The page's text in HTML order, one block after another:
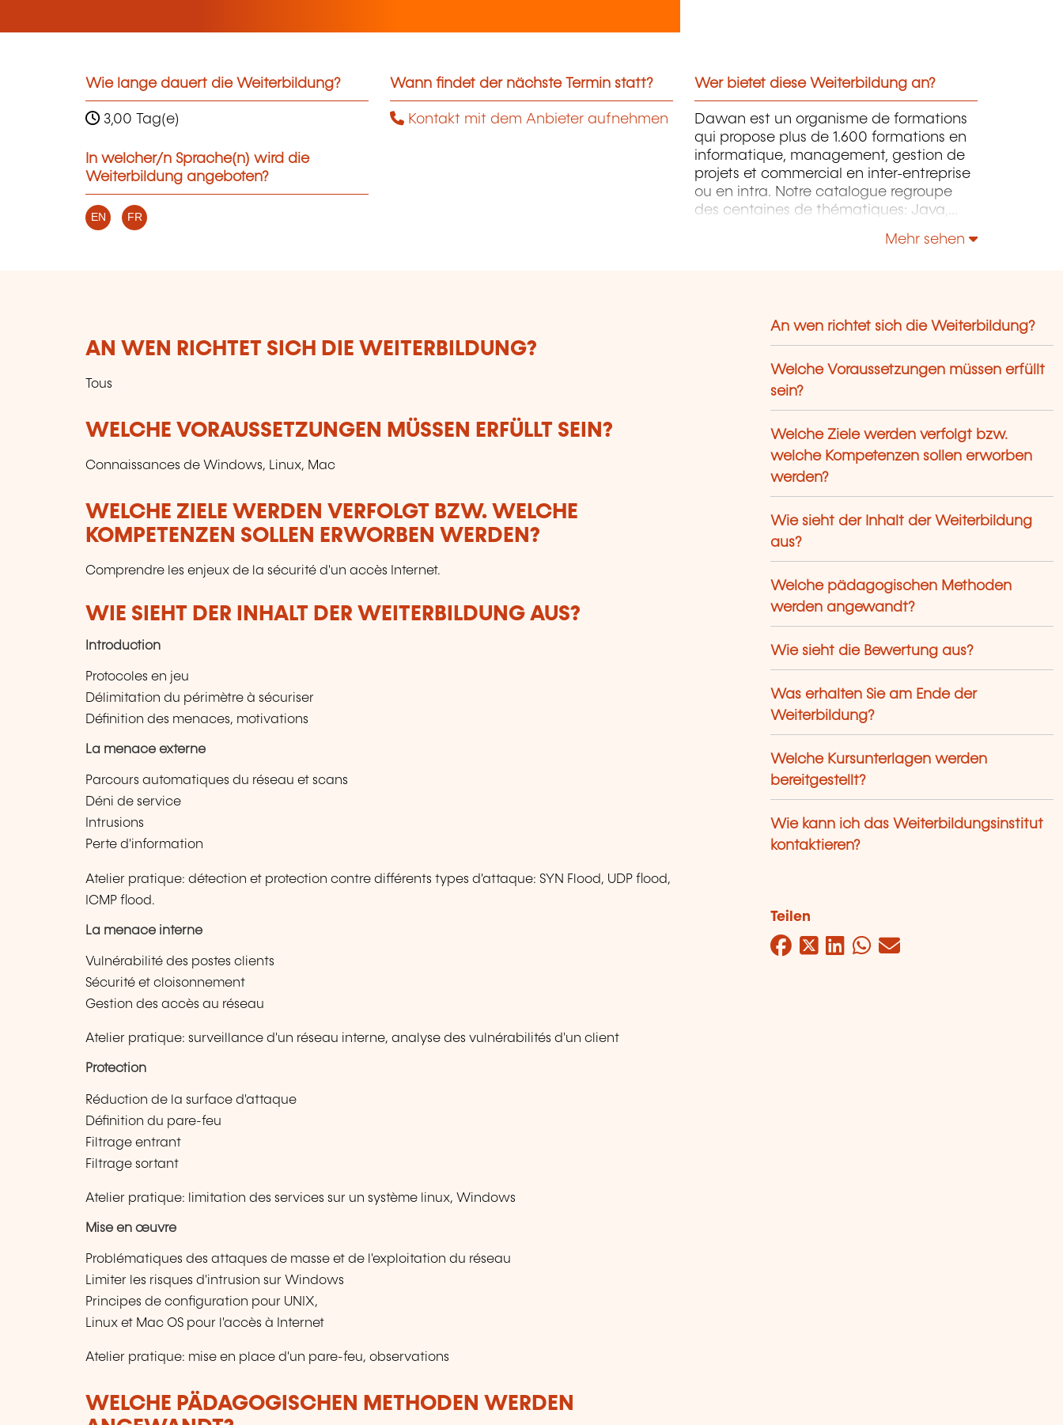
Wie lange dauert die Weiterbildung?
3,00 Tag(e)
In welcher/n Sprache(n) wird die
Weiterbildung angeboten?
EN FR
Wann findet der nächste Termin statt?
Kontakt mit dem Anbieter aufnehmen
Wer bietet diese Weiterbildung an?
Dawan est un organisme de formations
qui propose plus de 1.600 formations en
informatique, management, gestion de
projets et commercial en inter-entreprise
ou en intra. Notre catalogue regroupe
des centaines de thématiques: Java,
Windows Server, Vmware, Autocad,
Mehr sehen
AN WEN RICHTET SICH DIE WEITERBILDUNG?
Tous
WELCHE VORAUSSETZUNGEN MÜSSEN ERFÜLLT SEIN?
Connaissances de Windows, Linux, Mac
WELCHE ZIELE WERDEN VERFOLGT BZW. WELCHE
KOMPETENZEN SOLLEN ERWORBEN WERDEN?
Comprendre les enjeux de la sécurité d'un accès Internet.
WIE SIEHT DER INHALT DER WEITERBILDUNG AUS?
Introduction
Protocoles en jeu
Délimitation du périmètre à sécuriser
Définition des menaces, motivations
La menace externe
Parcours automatiques du réseau et scans
Déni de service
Intrusions
Perte d'information
Atelier pratique: détection et protection contre différents types d'attaque: SYN Flood, UDP flood,
ICMP flood.
La menace interne
Vulnérabilité des postes clients
Sécurité et cloisonnement
Gestion des accès au réseau
Atelier pratique: surveillance d'un réseau interne, analyse des vulnérabilités d'un client
Protection
Réduction de la surface d'attaque
Définition du pare-feu
Filtrage entrant
Filtrage sortant
Atelier pratique: limitation des services sur un système linux, Windows
Mise en œuvre
Problématiques des attaques de masse et de l'exploitation du réseau
Limiter les risques d'intrusion sur Windows
Principes de configuration pour UNIX,
Linux et Mac OS pour l'accès à Internet
Atelier pratique: mise en place d'un pare-feu, observations
WELCHE PÄDAGOGISCHEN METHODEN WERDEN
An wen richtet sich die Weiterbildung?
Welche Voraussetzungen müssen erfüllt
sein?
Welche Ziele werden verfolgt bzw.
welche Kompetenzen sollen erworben
werden?
Wie sieht der Inhalt der Weiterbildung
aus?
Welche pädagogischen Methoden
werden angewandt?
Wie sieht die Bewertung aus?
Was erhalten Sie am Ende der
Weiterbildung?
Welche Kursunterlagen werden
bereitgestellt?
Wie kann ich das Weiterbildungsinstitut
kontaktieren?
Teilen
Facebook
Twitter
LinkedIn
WhatsApp
Mail